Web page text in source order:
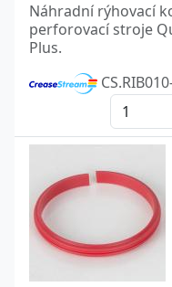
Náhradní rýhovací
perforovací stroje
Plus.